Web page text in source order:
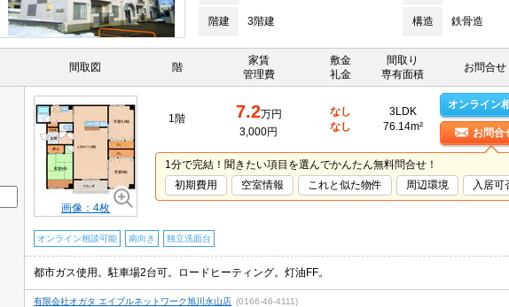
階建 3階建 構造 鉄骨造
間取図 階
家賃
管理費
敷金
礼金
間取り
専有面積
お問合せ
画像：4枚
1階 7.2万円
3,000円
なし
なし
3LDK
76.14m²
オンライン
お問合
1分で完結！聞きたい項目を選んでかんたん無料問合せ！
初期費用
空室情報 これと似た物件 周辺環境 入居可
オンライン相談可能 南向き 独立洗面台
都市ガス使用。駐車場2台可。ロードヒーティング。灯油FF。
有限会社オガタ エイブルネットワーク旭川永山店 (0166-46-4111)